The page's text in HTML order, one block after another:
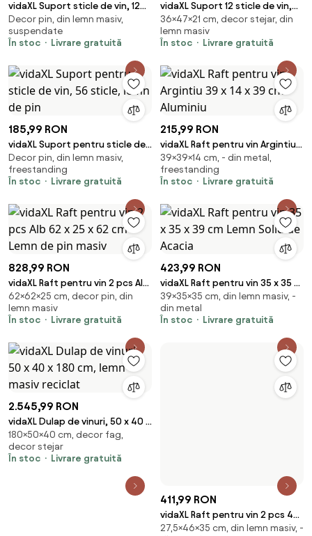
vidaXL Suport sticle de vin, 12
sticle, maro, lemn masiv de pin
Decor pin, din lemn masiv,
suspendate
În stoc
Livrare gratuită
vidaXL Suport 12 sticle de vin,
47 x 21 x 36, lemn masiv de
stejar
36×47×21 cm, decor stejar, din
lemn masiv
În stoc
Livrare gratuită
185,99 RON
vidaXL Suport pentru sticle de
vin, 56 sticle, lemn de pin
Decor pin, din lemn masiv,
freestanding
În stoc
Livrare gratuită
215,99 RON
vidaXL Raft pentru vin Argintiu
39 x 14 x 39 cm Aluminiu
39×39×14 cm, - din metal,
freestanding
În stoc
Livrare gratuită
828,99 RON
vidaXL Raft pentru vin 2 pcs Alb
62 x 25 x 62 cm Lemn de pin
masiv
62×62×25 cm, decor pin, din
lemn masiv
În stoc
Livrare gratuită
423,99 RON
vidaXL Raft pentru vin 35 x 35 x
39 cm Lemn Solid de Acacia
39×35×35 cm, din lemn masiv, -
din metal
În stoc
Livrare gratuită
2.545,99 RON
vidaXL Dulap de vinuri, 50 x 40 x
180 cm, lemn masiv reciclat
180×50×40 cm, decor fag,
decor stejar
În stoc
Livrare gratuită